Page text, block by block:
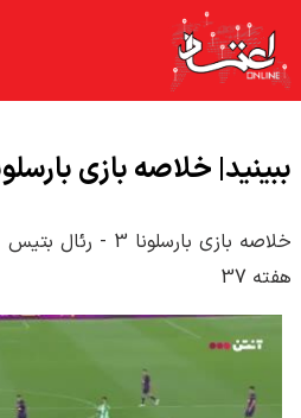
ببینید| خلاصه بازی
هفته 37